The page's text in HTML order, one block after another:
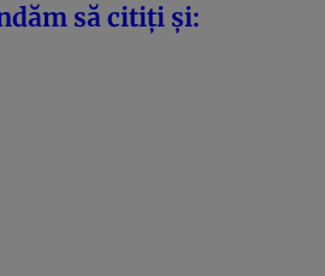
să citiți și: